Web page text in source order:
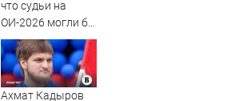
что судьи на
ОИ-2026 могли бы
дать больше
баллов Гуменнику
Ахмат Кадыров